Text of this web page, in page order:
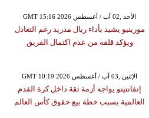
GMT 15:16 2026 الأحد ,02 آب / أغسطس
مورينيو يشيد بأداء ريال مدريد رغم التعادل
ويؤكد قلقه من عدم اكتمال الفريق
GMT 10:19 2026 الإثنين ,03 آب / أغسطس
إنفانتينو يواجه أزمة ثقة داخل كرة القدم
العالمية بسبب خطة بيع حقوق كأس العالم